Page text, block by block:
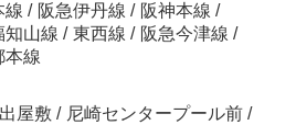
線 / 阪急伊丹線 / 阪神本線 /
知山線 / 東西線 / 阪急今津線 /
本線
出屋敷 / 尼崎センタープール前 /